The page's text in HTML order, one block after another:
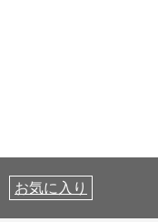
お気に入り